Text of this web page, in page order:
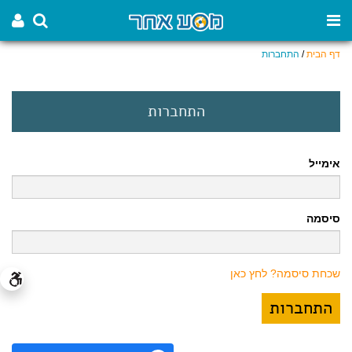
דף הבית/ התחברות
התחברות
אימייל
סיסמה
שכחת סיסמה? לחץ כאן